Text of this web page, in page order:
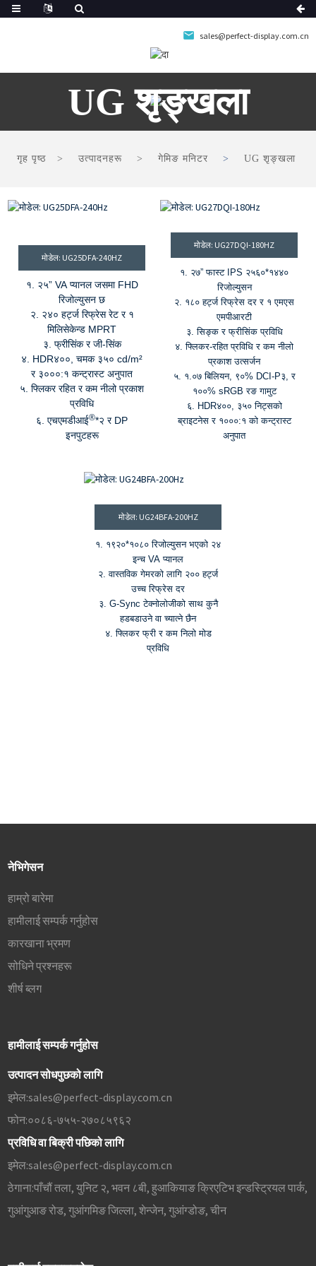
sales@perfect-display.com.cn
UG शृङ्खला
गृह पृष्ठ उत्पादनहरू गेमिङ मनिटर UG शृङ्खला
मोडेल: UG25DFA-240HZ
१. २५” VA प्यानल जसमा FHD
रिजोल्युसन छ
२. २४० हर्ट्ज रिफ्रेस रेट र १
मिलिसेकेन्ड MPRT
३. फ्रीसिंक र जी-सिंक
४. HDR४००, चमक ३५० cd/m²
र ३०००:१ कन्ट्रास्ट अनुपात
५. फ्लिकर रहित र कम नीलो प्रकाश
प्रविधि
६. एचएमडीआई®*२ र DP
इनपुटहरू
मोडेल: UG27DQI-180HZ
१. २७” फास्ट IPS २५६०*१४४०
रिजोल्युसन
२. १८० हर्ट्ज रिफ्रेस दर र १ एमएस
एमपीआरटी
३. सिङ्क र फ्रीसिंक प्रविधि
४. फ्लिकर-रहित प्रविधि र कम नीलो
प्रकाश उत्सर्जन
५. १.०७ बिलियन, ९०% DCI-P३, र
१००% sRGB रङ गामुट
६. HDR४००, ३५० निट्सको
ब्राइटनेस र १०००:१ को कन्ट्रास्ट
अनुपात
मोडेल: UG24BFA-200HZ
१. १९२०*१०८० रिजोल्युसन भएको २४
इन्च VA प्यानल
२. वास्तविक गेमरको लागि २०० हर्ट्ज
उच्च रिफ्रेस दर
३. G-Sync टेक्नोलोजीको साथ कुनै
हडबडाउने वा च्यात्ने छैन
४. फ्लिकर फ्री र कम निलो मोड
प्रविधि
नेभिगेसन
हाम्रो बारेमा
हामीलाई सम्पर्क गर्नुहोस
कारखाना भ्रमण
सोधिने प्रश्नहरू
शीर्ष ब्लग
हामीलाई सम्पर्क गर्नुहोस
उत्पादन सोधपुछको लागि
इमेल:sales@perfect-display.com.cn
फोन:००८६-७५५-२७०८५९६२
प्रविधि वा बिक्री पछिको लागि
इमेल:sales@perfect-display.com.cn
ठेगाना:पाँचौं तला, युनिट २, भवन ८बी, हुआकियाङ क्रिएटिभ इन्डस्ट्रियल पार्क,
गुआंगुआङ रोड, गुआंगमिङ जिल्ला, शेन्जेन, गुआंग्डोङ, चीन